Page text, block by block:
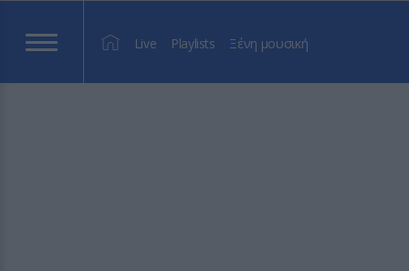
Live Playlists Ξένη μουσική